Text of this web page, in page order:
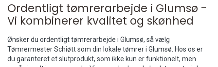
Ordentligt tømrerarbejde i Glumsø -
Vi kombinerer kvalitet og skønhed
Ønsker du ordentligt tømrerarbejde i Glumsø, så vælg
Tømrermester Schiøtt som din lokale tømrer i Glumsø. Hos os er
du garanteret et slutprodukt, som ikke kun er funktionelt, men